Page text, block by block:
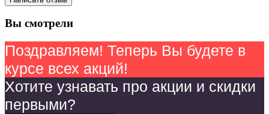
Вы смотрели
Поздравляем! Теперь Вы будете в
курсе всех акций!
Хотите узнавать про акции и скидки
первыми?